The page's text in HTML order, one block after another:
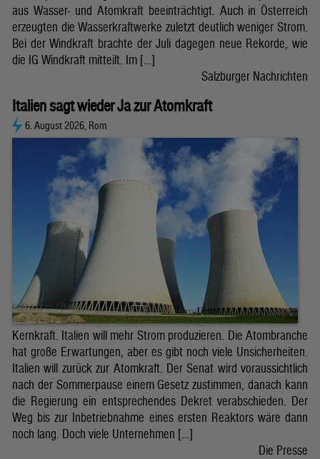
aus Wasser- und Atomkraft beeinträchtigt. Auch in Österreich
erzeugten die Wasserkraftwerke zuletzt deutlich weniger Strom.
Bei der Windkraft brachte der Juli dagegen neue Rekorde, wie
die IG Windkraft mitteilt. Im […]
Salzburger Nachrichten
Italien sagt wieder Ja zur Atomkraft
6. August 2026, Rom
Kernkraft. Italien will mehr Strom produzieren. Die Atombranche
hat große Erwartungen, aber es gibt noch viele Unsicherheiten.
Italien will zurück zur Atomkraft. Der Senat wird voraussichtlich
nach der Sommerpause einem Gesetz zustimmen, danach kann
die Regierung ein entsprechendes Dekret verabschieden. Der
Weg bis zur Inbetriebnahme eines ersten Reaktors wäre dann
noch lang. Doch viele Unternehmen […]
Die Presse